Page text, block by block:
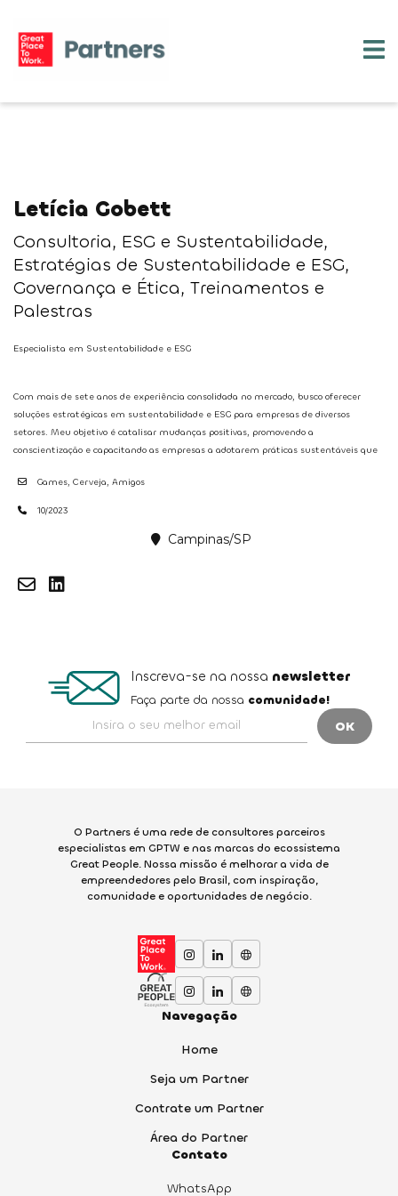
Letícia Gobett
Consultoria, ESG e Sustentabilidade,
Estratégias de Sustentabilidade e ESG,
Governança e Ética, Treinamentos e
Palestras
Especialista em Sustentabilidade e ESG
Com mais de sete anos de experiência consolidada no mercado, busco oferecer
soluções estratégicas em sustentabilidade e ESG para empresas de diversos
setores. Meu objetivo é catalisar mudanças positivas, promovendo a
conscientização e capacitando as empresas a adotarem práticas sustentáveis que
lucratividade e responsabilidade social corporativa.
Games, Cerveja, Amigos
10/2023
Campinas/SP
Inscreva-se na nossa newsletter
Faça parte da nossa comunidade!
O Partners é uma rede de consultores parceiros
especialistas em GPTW e nas marcas do ecossistema
Great People. Nossa missão é melhorar a vida de
empreendedores pelo Brasil, com inspiração,
comunidade e oportunidades de negócio.
Navegação
Home
Seja um Partner
Contrate um Partner
Área do Partner
Contato
WhatsApp